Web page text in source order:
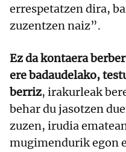
errespetatzen dira,
zuzentzen naiz”.
Ez da kontaera
ere badaudelako,
berriz, irakurleak
behar du jasotzen
zuzen, irudia
mugimendurik egon